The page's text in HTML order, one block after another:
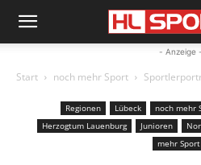
- Anzeige -
Start noch mehr Sport
Regionen Lübeck noch mehr
Herzogtum Lauenburg
Junioren
mehr Sport